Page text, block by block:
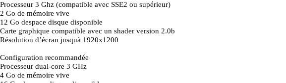
Processeur 3 Ghz (compatible avec SSE2 ou supérieur)
2 Go de mémoire vive
12 Go despace disque disponible
Carte graphique compatible avec un shader version 2.0b
Résolution d’écran jusquà 1920x1200
Configuration recommandée
Processeur dual-core 3 GHz
4 Go de mémoire vive